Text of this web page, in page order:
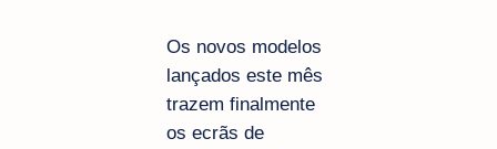
Os novos modelos
lançados este mês
trazem finalmente
os ecrãs de